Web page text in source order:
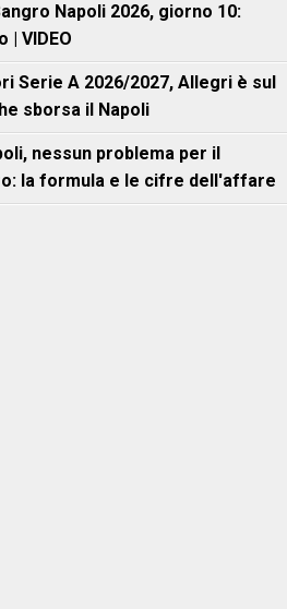
Napoli 2026, giorno 10:
| VIDEO
Serie A 2026/2027, Allegri è sul
sborsa il Napoli
nessun problema per il
la formula e le cifre dell'affare